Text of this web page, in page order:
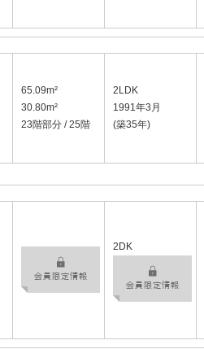
65.09m²
30.80m²
23階部分 / 25階
2LDK
1991年3月
(築35年)
2DK